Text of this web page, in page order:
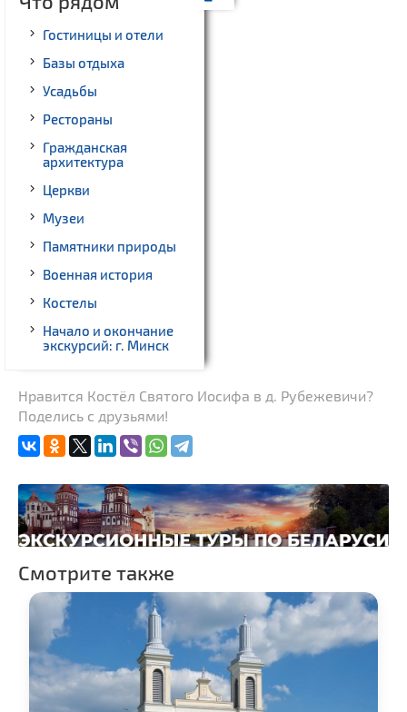
Гостиницы и отели
Базы отдыха
Усадьбы
Рестораны
Гражданская
архитектура
Церкви
Музеи
Памятники природы
Военная история
Костелы
Начало и окончание
экскурсий: г. Минск
Нравится Костёл Святого Иосифа в д. Рубежевичи?
Поделись с друзьями!
Смотрите также